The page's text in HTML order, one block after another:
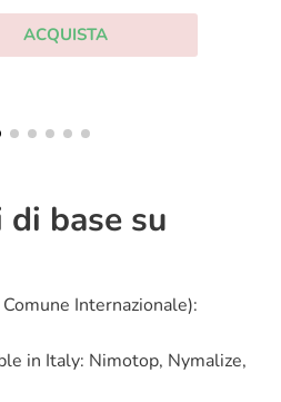
ACQUISTA
base su
Internazionale):
in Italy: Nimotop, Nymalize,